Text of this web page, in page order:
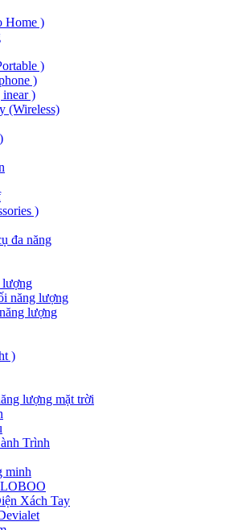
Home )
)
)
)
(Wireless)
)
đa năng
lượng
năng lượng
lượng
)
lượng mặt trời
Trình
minh
Xách Tay